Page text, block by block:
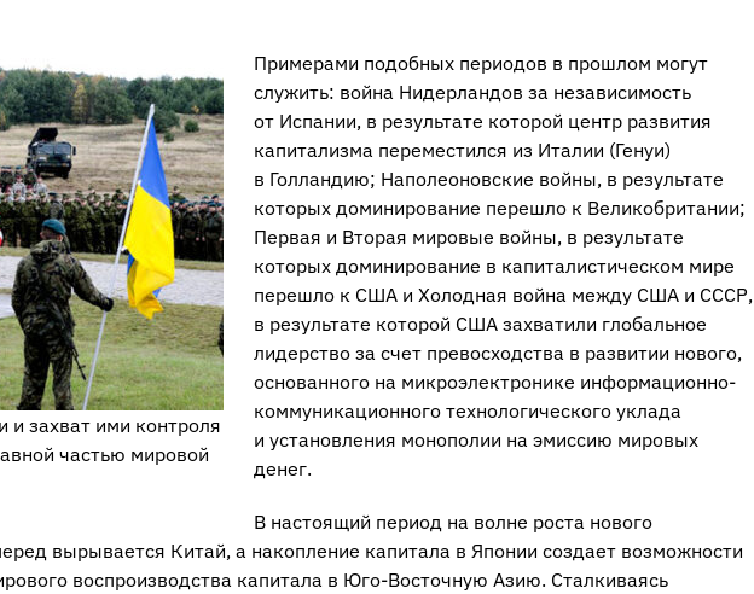
и захват ими контроля
частью мировой
Примерами подобных периодов в прошлом могут
служить: война Нидерландов за независимость
от Испании, в результате которой центр развития
капитализма переместился из Италии (Генуи)
в Голландию; Наполеоновские войны, в результате
которых доминирование перешло к Великобритании;
Первая и Вторая мировые войны, в результате
которых доминирование в капиталистическом мире
перешло к США и Холодная война между США и СССР,
в результате которой США захватили глобальное
лидерство за счет превосходства в развитии нового,
основанного на микроэлектронике информационно-
коммуникационного технологического уклада
и установления монополии на эмиссию мировых
денег.
В настоящий период на волне роста нового
вырывается Китай, а накопление капитала в Японии создает возможности
воспроизводства капитала в Юго-Восточную Азию. Сталкиваясь